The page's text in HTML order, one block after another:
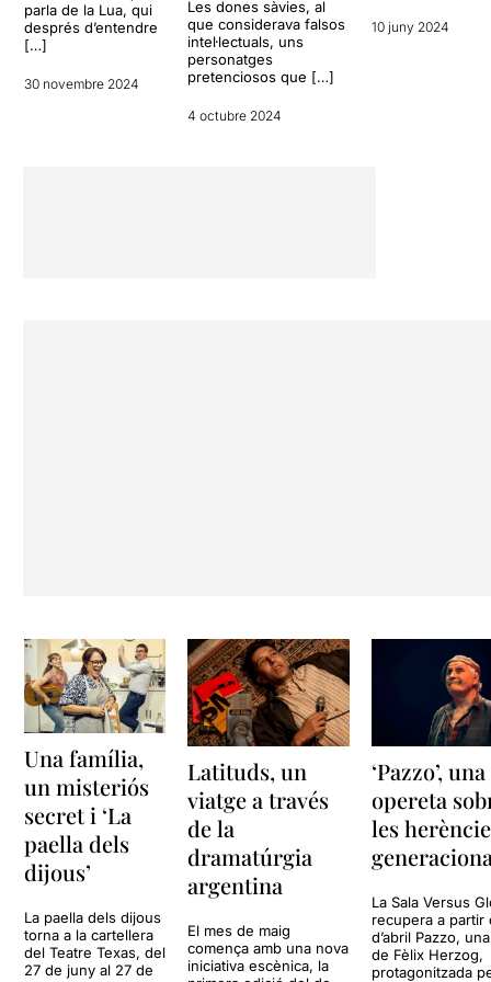
parla de la Lua, qui
després d’entendre
[…]
30 novembre 2024
Les dones sàvies, al
que considerava falsos
intel·lectuals, uns
personatges
pretenciosos que […]
4 octubre 2024
10 juny 2024
Una família,
un misteriós
secret i ‘La
paella dels
dijous’
La paella dels dijous
torna a la cartellera
del Teatre Texas, del
27 de juny al 27 de
Latituds, un
viatge a través
de la
dramatúrgia
argentina
El mes de maig
comença amb una nova
iniciativa escènica, la
‘Pazzo’, una
opereta
les
La Sala Versus
recupera a partir
d’abril Pazzo,
de Fèlix Herzog,
protagonitzada